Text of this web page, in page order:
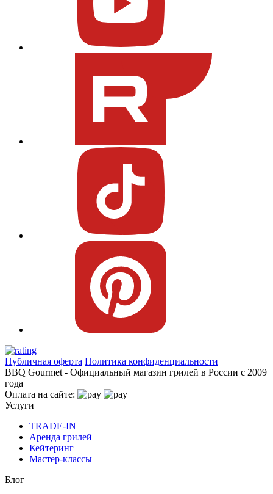
Публичная оферта Политика конфиденциальности
BBQ Gourmet - Официальный магазин грилей в России с 2009
года
Оплата на сайте:
Услуги
TRADE-IN
Аренда грилей
Кейтеринг
Мастер-классы
Блог